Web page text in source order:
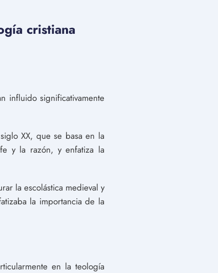
cristiana
influido significativamente
XX, que se basa en la
y la razón, y enfatiza la
la escolástica medieval y
la importancia de la
en la teología